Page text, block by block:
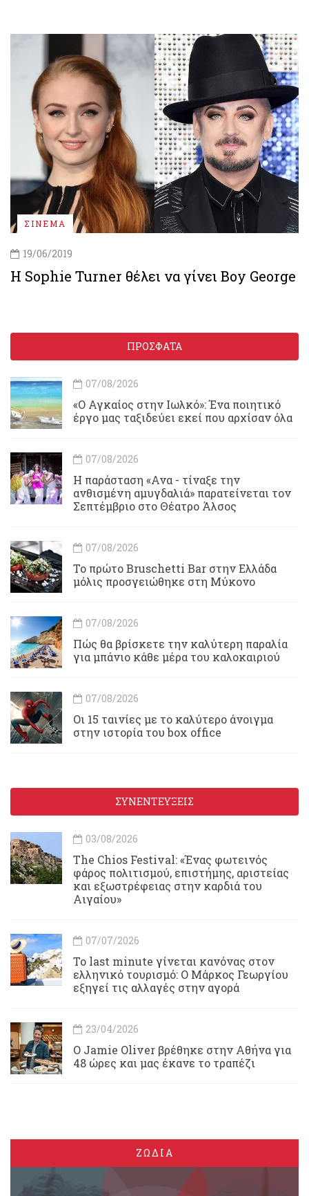
ΣΙΝΕΜΑ
19/06/2019
Η Sophie Turner θέλει να γίνει Boy George
ΠΡΟΣΦΑΤΑ
07/08/2026
«Ο Αγκαίος στην Ιωλκό»: Ένα ποιητικό
έργο μας ταξιδεύει εκεί που αρχίσαν όλα
07/08/2026
Η παράσταση «Ανα - τίναξε την
ανθισμένη αμυγδαλιά» παρατείνεται τον
Σεπτέμβριο στο Θέατρο Άλσος
07/08/2026
Το πρώτο Bruschetti Bar στην Ελλάδα
μόλις προσγειώθηκε στη Μύκονο
07/08/2026
Πώς θα βρίσκετε την καλύτερη παραλία
για μπάνιο κάθε μέρα του καλοκαιριού
07/08/2026
Οι 15 ταινίες με το καλύτερο άνοιγμα
στην ιστορία του box office
ΣΥΝΕΝΤΕΥΞΕΙΣ
03/08/2026
Τhe Chios Festival: «Ένας φωτεινός
φάρος πολιτισμού, επιστήμης, αριστείας
και εξωστρέφειας στην καρδιά του
Αιγαίου»
07/07/2026
Το last minute γίνεται κανόνας στον
ελληνικό τουρισμό: Ο Μάρκος Γεωργίου
εξηγεί τις αλλαγές στην αγορά
23/04/2026
Ο Jamie Oliver βρέθηκε στην Αθήνα για
48 ώρες και μας έκανε το τραπέζι
ΖΩΔΙΑ